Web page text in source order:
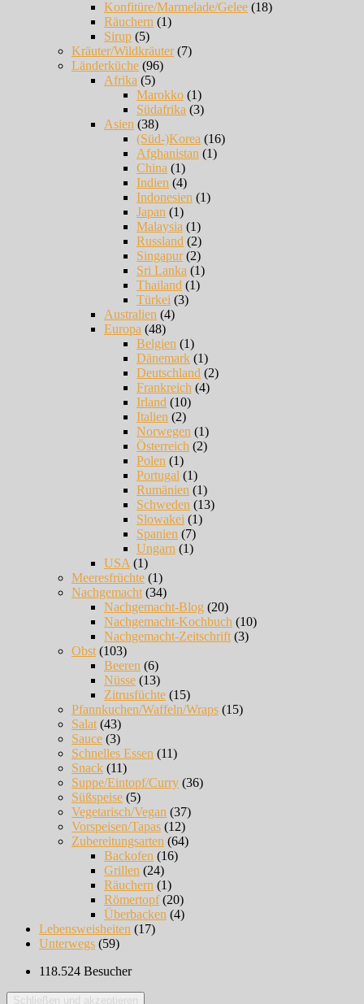
Konfitüre/Marmelade/Gelee (18)
Räuchern (1)
Sirup (5)
Kräuter/Wildkräuter(7)
Länderküche (96)
Afrika (5)
Marokko (1)
Südafrika (3)
Asien (38)
(Süd-)Korea (16)
Afghanistan (1)
China (1)
Indien (4)
Indonesien (1)
Japan (1)
Malaysia (1)
Russland (2)
Singapur(2)
Sri Lanka (1)
Thailand (1)
Türkei (3)
Australien (4)
Europa (48)
Belgien (1)
Dänemark (1)
Deutschland (2)
Frankreich (4)
Irland (10)
Italien (2)
Norwegen (1)
Österreich (2)
Polen (1)
Portugal (1)
Rumänien (1)
Schweden (13)
Slowakei (1)
Spanien (7)
Ungarn (1)
USA (1)
Meeresfrüchte (1)
Nachgemacht (34)
Nachgemacht-Blog (20)
Nachgemacht-Kochbuch (10)
Nachgemacht-Zeitschrift (3)
Obst (103)
Beeren (6)
Nüsse (13)
Zitrusfüchte (15)
Pfannkuchen/Waffeln/Wraps (15)
Salat (43)
Sauce (3)
Schnelles Essen (11)
Snack (11)
Suppe/Eintopf/Curry (36)
Süßspeise (5)
Vegetarisch/Vegan (37)
Vorspeisen/Tapas (12)
Zubereitungsarten (64)
Backofen (16)
Grillen (24)
Räuchern (1)
Römertopf(20)
Überbacken (4)
Lebensweisheiten (17)
Unterwegs (59)
118.524 Besucher